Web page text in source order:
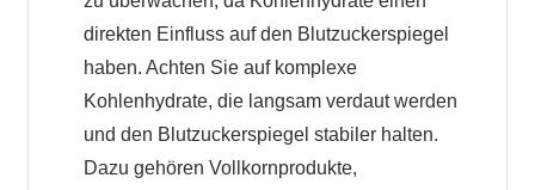
direkten Einfluss auf den Blutzuckerspiegel
haben. Achten Sie auf komplexe
Kohlenhydrate, die langsam verdaut werden
und den Blutzuckerspiegel stabiler halten.
Dazu gehören Vollkornprodukte,